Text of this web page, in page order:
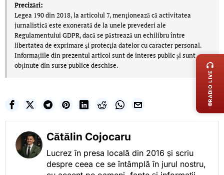
Precizări:
Legea 190 din 2018, la articolul 7, menţionează că activitatea
jurnalistică este exonerată de la unele prevederi ale
Regulamentului GDPR, dacă se păstrează un echilibru între
libertatea de exprimare şi protecţia datelor cu caracter personal.
Informațiile din prezentul articol sunt de interes public și sunt
obținute din surse publice deschise.
Cătălin Cojocaru
Lucrez în presa locală din 2016 și scriu
despre ceea ce se întâmplă în jurul nostru,
RADIO LIVE